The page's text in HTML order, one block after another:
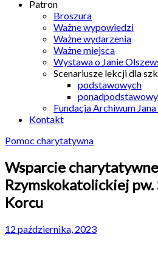
Patron
Broszura
Ważne wypowiedzi
Ważne wydarzenia
Ważne miejsca
Wystawa o Janie
Scenariusze lekcji dla
podstawowych
Fundacja Archiwum
Kontakt
Pomoc charytatywna
Wsparcie
Rzymskokatolickiej
Korcu
12 października, 2023